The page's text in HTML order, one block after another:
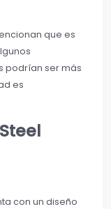
que es
podrían ser más
es
con un diseño